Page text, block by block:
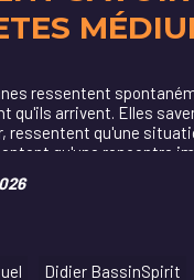
ressentent
qu'ils arrivent. Elles
ressentent qu'une
qu'une rencontre
Didier BassinSpirit